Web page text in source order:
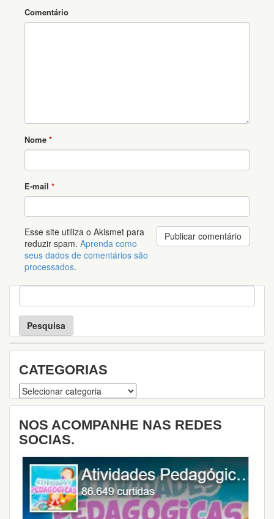
Comentário
Nome *
E-mail *
Esse site utiliza o Akismet para
reduzir spam. Aprenda como
seus dados de comentários são
processados.
P
e
s
u
i
a
CATEGORIAS
Categorias
NOS ACOMPANHE NAS REDES
SOCIAS.